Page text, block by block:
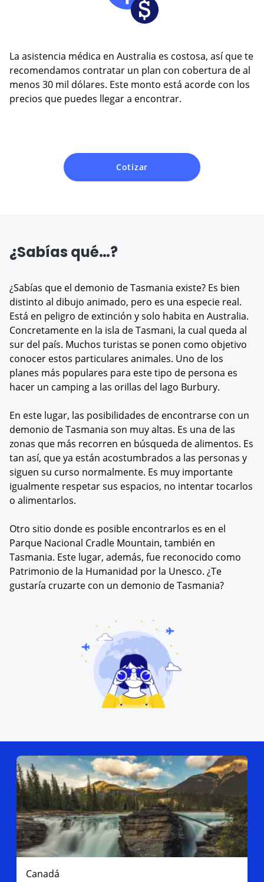
La asistencia médica en Australia es costosa, así que te
recomendamos contratar un plan con cobertura de al
menos 30 mil dólares. Este monto está acorde con los
precios que puedes llegar a encontrar.
Cotizar
¿Sabías qué…?
¿Sabías que el demonio de Tasmania existe? Es bien
distinto al dibujo animado, pero es una especie real.
Está en peligro de extinción y solo habita en Australia.
Concretamente en la isla de Tasmani, la cual queda al
sur del país. Muchos turistas se ponen como objetivo
conocer estos particulares animales. Uno de los
planes más populares para este tipo de persona es
hacer un camping a las orillas del lago Burbury.
En este lugar, las posibilidades de encontrarse con un
demonio de Tasmania son muy altas. Es una de las
zonas que más recorren en búsqueda de alimentos. Es
tan así, que ya están acostumbrados a las personas y
siguen su curso normalmente. Es muy importante
igualmente respetar sus espacios, no intentar tocarlos
o alimentarlos.
Otro sitio donde es posible encontrarlos es en el
Parque Nacional Cradle Mountain, también en
Tasmania. Este lugar, además, fue reconocido como
Patrimonio de la Humanidad por la Unesco. ¿Te
gustaría cruzarte con un demonio de Tasmania?
Canadá